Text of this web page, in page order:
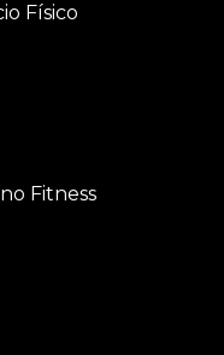
Físico
Fitness